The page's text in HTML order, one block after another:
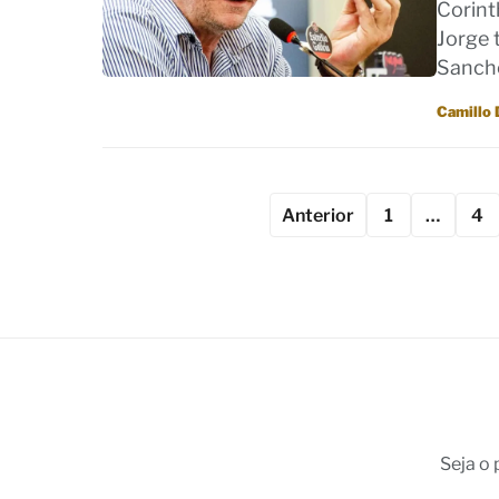
Jorge
Por
Camillo
Anterior 1 … 4
Seja o